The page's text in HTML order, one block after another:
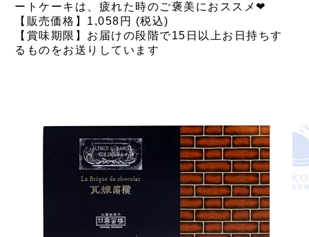
ートケーキは、疲れた時のご褒美におススメ❤
【販売価格】1,058円 (税込)
【賞味期限】お届けの段階で15日以上お日持ちす
るものをお送りしています